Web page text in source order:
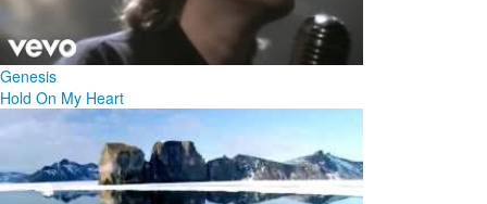
Genesis
Hold On My Heart